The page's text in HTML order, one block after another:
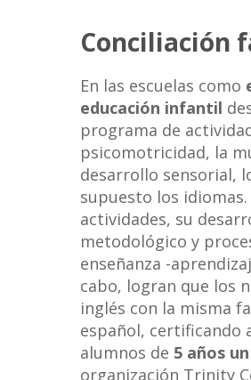
Conciliación
En las escuelas como
educación infantil
programa de
psicomotricidad, la
desarrollo sensorial,
supuesto los
actividades, su
metodológico y
enseñanza -
cabo, logran que los
inglés con la misma
español, certificando
alumnos de 5 años
organización Trinity